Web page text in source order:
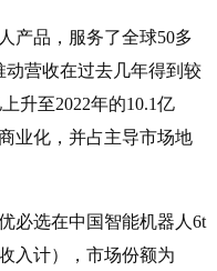
产品，服务了全球50多
动营收在过去几年得到较
升至2022年的10.1亿
业化，并占主导市场地
必选在中国智能机器人6t
入计），市场份额为